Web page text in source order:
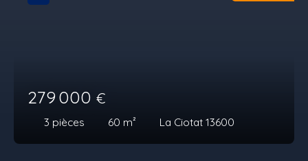
279 000 €
3 pièces 60 m² La Ciotat 13600